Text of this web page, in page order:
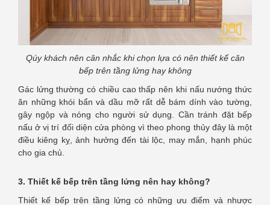
Qúy khách nên cân nhắc khi chọn lựa có nên thiết kế căn
bếp trên tầng lửng hay không
Gác lửng thường có chiều cao thấp nên khi nấu nướng thức
ăn những khói bẩn và dầu mỡ rất dễ bám dính vào tường,
gây ngộp và nóng cho người sử dụng. Cần tránh đặt bếp
nấu ở vị trí đối diện cửa phòng vì theo phong thủy đây là một
điều kiêng kỵ, ảnh hưởng đến tài lộc, may mắn, hạnh phúc
cho gia chủ.
3. Thiết kế bếp trên tầng lửng nên hay không?
Thiết kế bếp trên tầng lửng có những ưu điểm và nhược